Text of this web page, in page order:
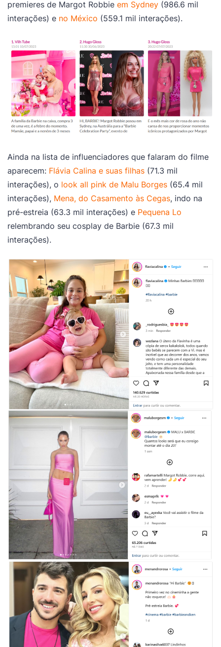
premieres de Margot Robbie em Sydney (986.6 mil
interações) e no México (559.1 mil interações).
Ainda na lista de influenciadores que falaram do filme
aparecem: Flávia Calina e suas filhas (71.3 mil
interações), o look all pink de Malu Borges (65.4 mil
interações), Mena, do Casamento às Cegas, indo na
pré-estreia (63.3 mil interações) e Pequena Lo
relembrando seu cosplay de Barbie (67.3 mil
interações).